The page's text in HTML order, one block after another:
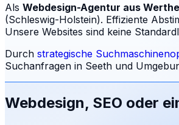
Als Webdesign-Agentur aus
(Schleswig-Holstein). Effiziente
Unsere Websites sind keine
Durch strategische
Suchanfragen in Seeth und
Webdesign, SEO oder